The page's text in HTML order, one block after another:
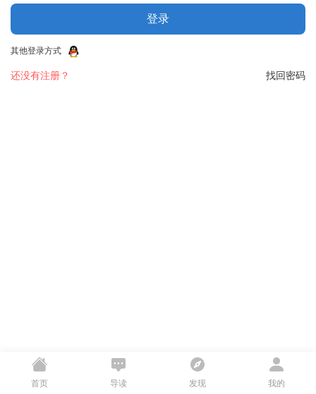
登录
其他登录方式
找回密码
还没有注册？
首页 导读 发现 我的